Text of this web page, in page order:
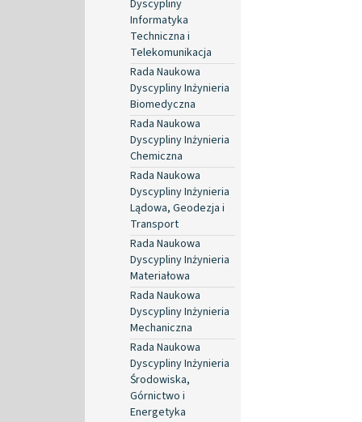
Dyscypliny
Informatyka
Techniczna i
Telekomunikacja
Rada Naukowa
Dyscypliny Inżynieria
Biomedyczna
Rada Naukowa
Dyscypliny Inżynieria
Chemiczna
Rada Naukowa
Dyscypliny Inżynieria
Lądowa, Geodezja i
Transport
Rada Naukowa
Dyscypliny Inżynieria
Materiałowa
Rada Naukowa
Dyscypliny Inżynieria
Mechaniczna
Rada Naukowa
Dyscypliny Inżynieria
Środowiska,
Górnictwo i
Energetyka